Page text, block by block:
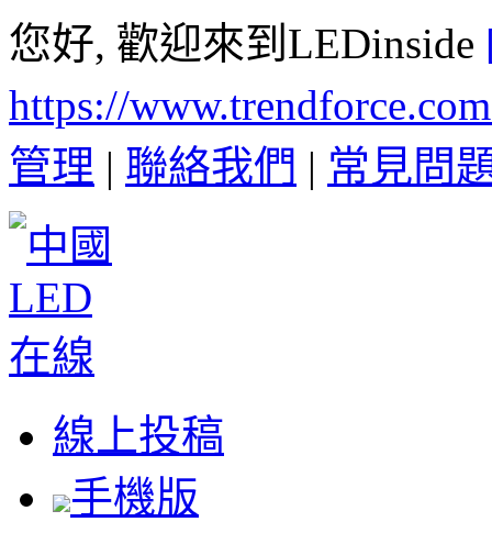
您好, 歡迎來到LEDinside
https://
管理 | 聯絡我們 | 常見問
線上投稿
手機版